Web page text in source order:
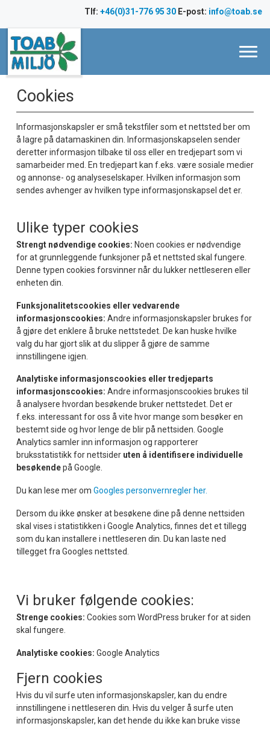
innhold
Tlf: +46(0)31-776 95 30 E-post: info@toab.se
Cookies
Informasjonskapsler er små tekstfiler som et nettsted ber om
å lagre på datamaskinen din. Informasjonskapselen sender
deretter informasjon tilbake til oss eller en tredjepart som vi
samarbeider med. En tredjepart kan f.eks. være sosiale medier
og annonse- og analyseselskaper. Hvilken informasjon som
sendes avhenger av hvilken type informasjonskapsel det er.
Ulike typer cookies
Strengt nødvendige cookies: Noen cookies er nødvendige
for at grunnleggende funksjoner på et nettsted skal fungere.
Denne typen cookies forsvinner når du lukker nettleseren eller
enheten din.
Funksjonalitetscookies eller vedvarende
informasjonscookies: Andre informasjonskapsler brukes for
å gjøre det enklere å bruke nettstedet. De kan huske hvilke
valg du har gjort slik at du slipper å gjøre de samme
innstillingene igjen.
Analytiske informasjonscookies eller tredjeparts
informasjonscookies: Andre informasjonscookies brukes til
å analysere hvordan besøkende bruker nettstedet. Det er
f.eks. interessant for oss å vite hvor mange som besøker en
bestemt side og hvor lenge de blir på nettsiden. Google
Analytics samler inn informasjon og rapporterer
bruksstatistikk for nettsider uten å identifisere individuelle
besøkendepå Google.
Du kan lese mer om Googles personvernregler her.
Dersom du ikke ønsker at besøkene dine på denne nettsiden
skal vises i statistikken i Google Analytics, finnes det et tillegg
som du kan installere i nettleseren din. Du kan laste ned
tillegget fra Googles nettsted.
Vi bruker følgende cookies:
Strenge cookies: Cookies som WordPress bruker for at siden
skal fungere.
Analytiske cookies: Google Analytics
Fjern cookies
Hvis du vil surfe uten informasjonskapsler, kan du endre
innstillingene i nettleseren din. Hvis du velger å surfe uten
informasjonskapsler, kan det hende du ikke kan bruke visse